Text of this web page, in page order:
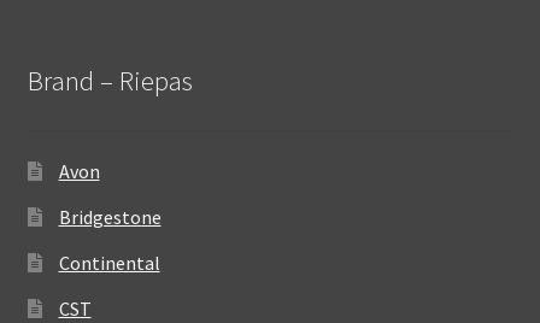
Brand – Riepas
Avon
Bridgestone
Continental
CST